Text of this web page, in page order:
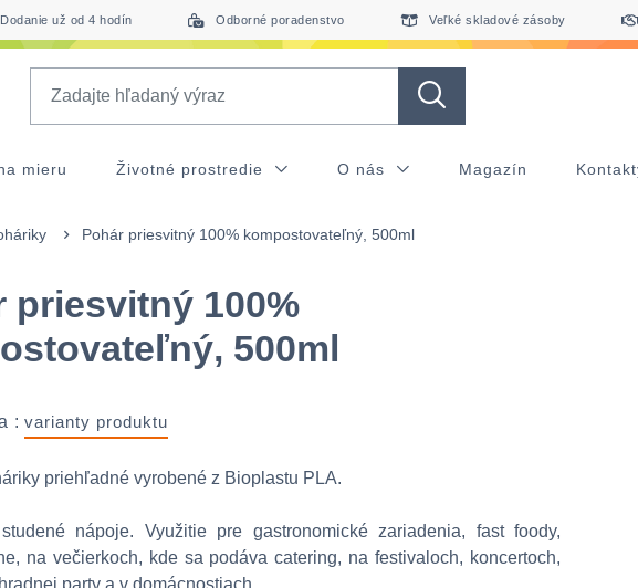
Dodanie už od 4 hodín Odborné poradenstvo Veľké skladové zásoby
mieru Životné prostredie O nás Magazín
Pohár priesvitný 100% kompostovateľný, 500ml
priesvitný 100%
500ml
: varianty produktu
priehľadné vyrobené z Bioplastu PLA.
nápoje. Využitie pre gastronomické zariadenia, fast foody,
na večierkoch, kde sa podáva catering, na festivaloch, koncertoch,
party a v domácnostiach.